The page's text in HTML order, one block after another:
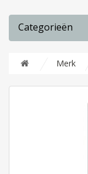
Categorieën
Merk